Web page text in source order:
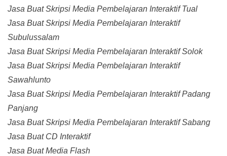
Jasa Buat Skripsi Media Pembelajaran Interaktif Tual
Jasa Buat Skripsi Media Pembelajaran Interaktif
Subulussalam
Jasa Buat Skripsi Media Pembelajaran Interaktif Solok
Jasa Buat Skripsi Media Pembelajaran Interaktif
Sawahlunto
Jasa Buat Skripsi Media Pembelajaran Interaktif Padang
Panjang
Jasa Buat Skripsi Media Pembelajaran Interaktif Sabang
Jasa Buat CD Interaktif
Jasa Buat Media Flash